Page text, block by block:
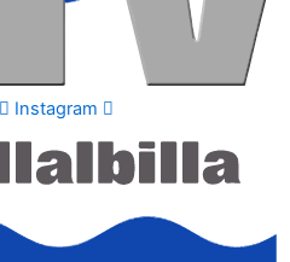
Instagram